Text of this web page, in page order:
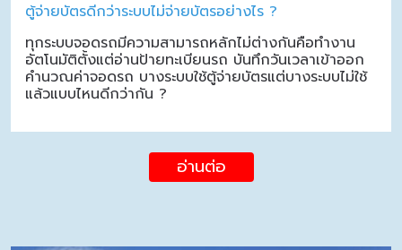
ตู้จ่ายบัตรดีกว่าระบบไม่จ่ายบัตรอย่างไร ?
ทุกระบบจอดรถมีความสามารถหลักไม่ต่างกันคือทำงาน
อัตโนมัติตั้งแต่อ่านป้ายทะเบียนรถ บันทึกวันเวลาเข้าออก
คำนวณค่าจอดรถ บางระบบใช้ตู้จ่ายบัตรแต่บางระบบไม่ใช้
แล้วแบบไหนดีกว่ากัน ?
อ่านต่อ